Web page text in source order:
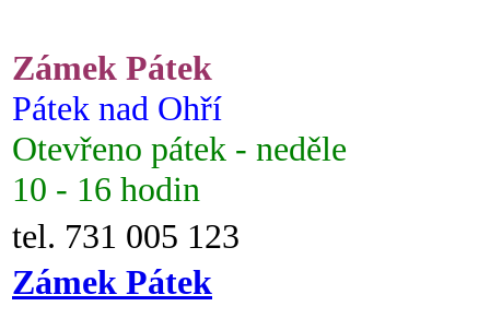
Zámek Pátek
Pátek nad Ohří
Otevřeno pátek - neděle
10 - 16 hodin
tel. 731 005 123
Zámek Pátek